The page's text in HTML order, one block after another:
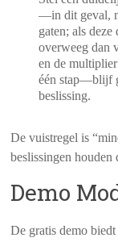
—in dit geval,
gaten; als
overweeg dan
en de
één stap—blijf
beslissing.
De vuistregel is
beslissingen houden
Demo
De gratis demo